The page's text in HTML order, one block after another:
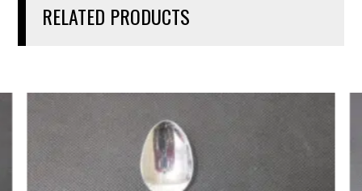
RELATED PRODUCTS